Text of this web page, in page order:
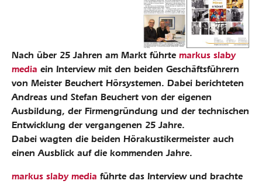
Nach über 25 Jahren am Markt führte markus slaby
media ein Interview mit den beiden Geschäftsführern
von Meister Beuchert Hörsystemen. Dabei berichteten
Andreas und Stefan Beuchert von der eigenen
Ausbildung, der Firmengründung und der technischen
Entwicklung der vergangenen 25 Jahre.
Dabei wagten die beiden Hörakustikermeister auch
einen Ausblick auf die kommenden Jahre.
markus slaby media führte das Interview und brachte